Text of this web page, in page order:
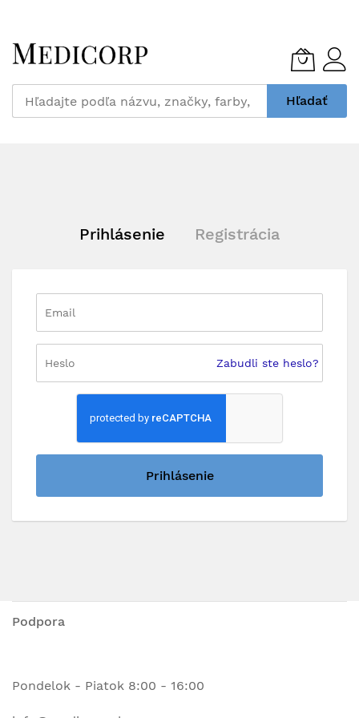
to
Content
Hľadať
Prihlásenie Registrácia
Zabudli ste heslo?
Prihlásenie
Podpora
Pondelok - Piatok 8:00 - 16:00